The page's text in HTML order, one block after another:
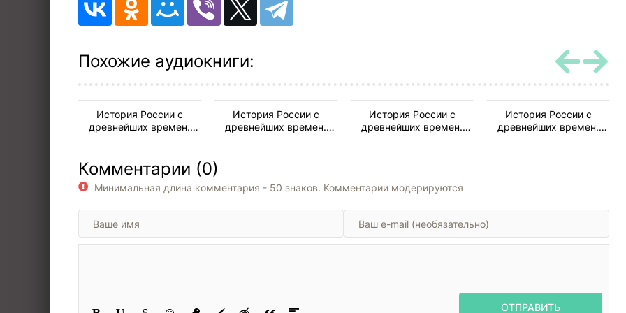
11
12
Похожие аудиокниги:
История России с
древнейших времен.
История России с
древнейших времен.
История России с
древнейших времен.
История России с
древнейших времен.
Комментарии (0)
Минимальная длина комментария - 50 знаков. Комментарии модерируются
ОТПРАВИТЬ